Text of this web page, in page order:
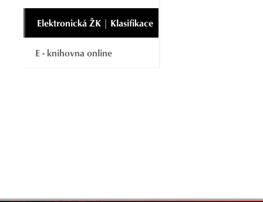
Elektronická ŽK | Klasifikace
E - knihovna online